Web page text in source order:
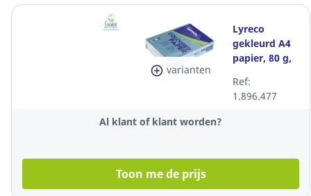
varianten
Lyreco
gekleurd A4
papier, 80 g,
500 vel
Ref:
1.896.477
Al klant of klant worden?
Toon me de prijs